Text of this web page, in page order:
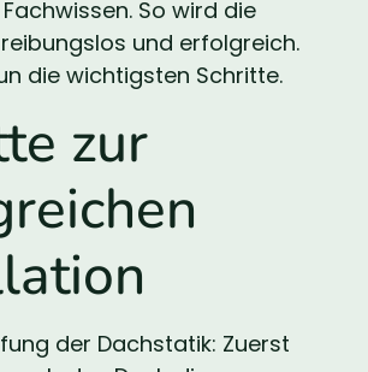
So wird die
reibungslos und erfolgreich.
die wichtigsten Schritte.
zur
der Dachstatik: Zuerst